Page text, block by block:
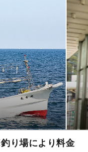
り場により料金